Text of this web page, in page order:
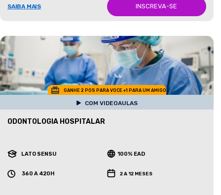
SAIBA MAIS INSCREVA-SE
GANHE 2 POS PARA VOCE +1 PARA UM AMIGO
COM VIDEOAULAS
ODONTOLOGIA HOSPITALAR
LATO SENSU 100% EAD
360 A 420H 2 A 12 MESES